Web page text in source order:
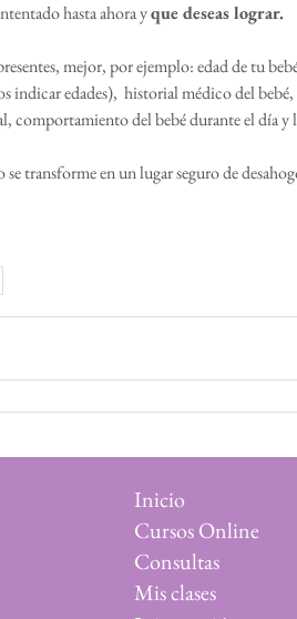
hasta ahora y que deseas lograr.
mejor, por ejemplo: edad de tu
indicar edades),  historial médico del
comportamiento del bebé durante el día y
se transforme en un lugar seguro de
Inicio
Cursos Online
Consultas
Mis clases